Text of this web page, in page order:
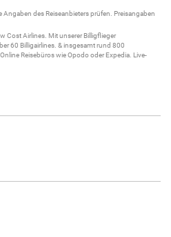
des Reiseanbieters prüfen. Preisangaben
Cost Airlines. Mit unsererBilligflieger
60 Billigairlines . & insgesamt rund 800
Reisebüros wie Opodo oder Expedia. Live-